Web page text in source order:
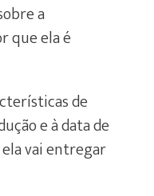
a
que ela é
de
e à data de
vai entregar